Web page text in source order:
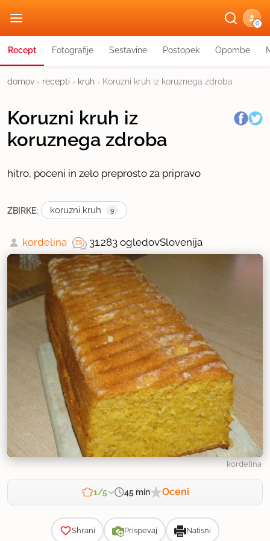
G
Recept Fotografije Sestavine Postopek Opombe
domov › recepti › kruh › Koruzni kruh iz koruznega zdroba
Koruzni kruh iz
koruznega zdroba
hitro, poceni in zelo preprosto za pripravo
ZBIRKE: koruzni kruh 9
kordelina 31.283 ogledovSlovenija
kordelina
1/5 45 min Oceni
Shrani Prispevaj Natisni